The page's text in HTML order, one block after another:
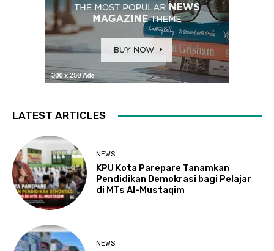
LATEST ARTICLES
NEWS
KPU Kota Parepare Tanamkan
Pendidikan Demokrasi bagi Pelajar
di MTs Al-Mustaqim
NEWS